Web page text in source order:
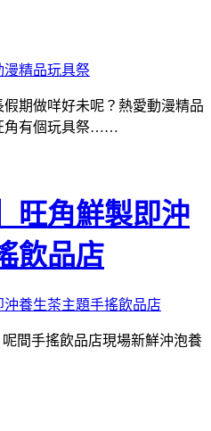
期做咩好未呢？熱愛動漫精品
角有個玩具祭……
旺角鮮製即沖
飲品店
間手搖飲品店現場新鮮沖泡養